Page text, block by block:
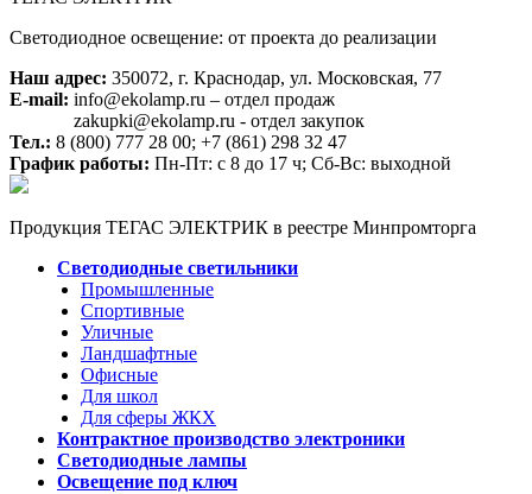
Светодиодное освещение: от проекта до реализации
Наш адрес: 350072, г. Краснодар, ул. Московская, 77
E-mail: info@ekolamp.ru – отдел продаж
zakupki@ekolamp.ru - отдел закупок
Тел.: 8 (800) 777 28 00; +7 (861) 298 32 47
График работы: Пн-Пт: с 8 до 17 ч; Сб-Вс: выходной
Продукция ТЕГАС ЭЛЕКТРИК в реестре Минпромторга
Светодиодные светильники
Промышленные
Спортивные
Уличные
Ландшафтные
Офисные
Для школ
Для сферы ЖКХ
Контрактное производство электроники
Светодиодные лампы
Освещение под ключ